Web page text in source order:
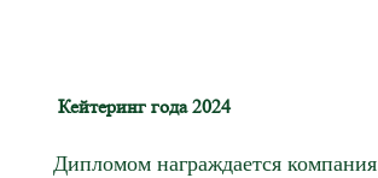
Кейтеринг года 2024
Дипломом награждается компания